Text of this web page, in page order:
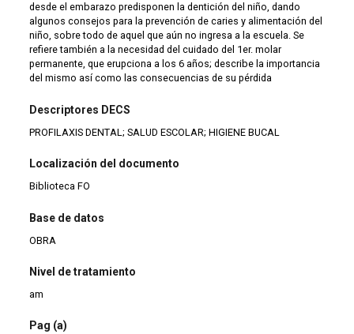
desde el embarazo predisponen la dentición del niño, dando
algunos consejos para la prevención de caries y alimentación del
niño, sobre todo de aquel que aún no ingresa a la escuela. Se
refiere también a la necesidad del cuidado del 1er. molar
permanente, que erupciona a los 6 años; describe la importancia
del mismo así como las consecuencias de su pérdida
Descriptores DECS
PROFILAXIS DENTAL; SALUD ESCOLAR; HIGIENE BUCAL
Localización del documento
Biblioteca FO
Base de datos
OBRA
Nivel de tratamiento
am
Pag (a)